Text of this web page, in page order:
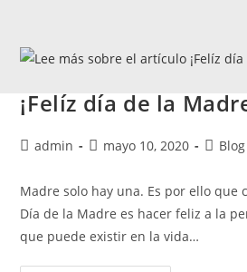
¡Felíz día de la
admin mayo 10, 2020 Blog
Madre solo hay una. Es por ello que
Día de la Madre es hacer feliz a la
que puede existir en la vida…